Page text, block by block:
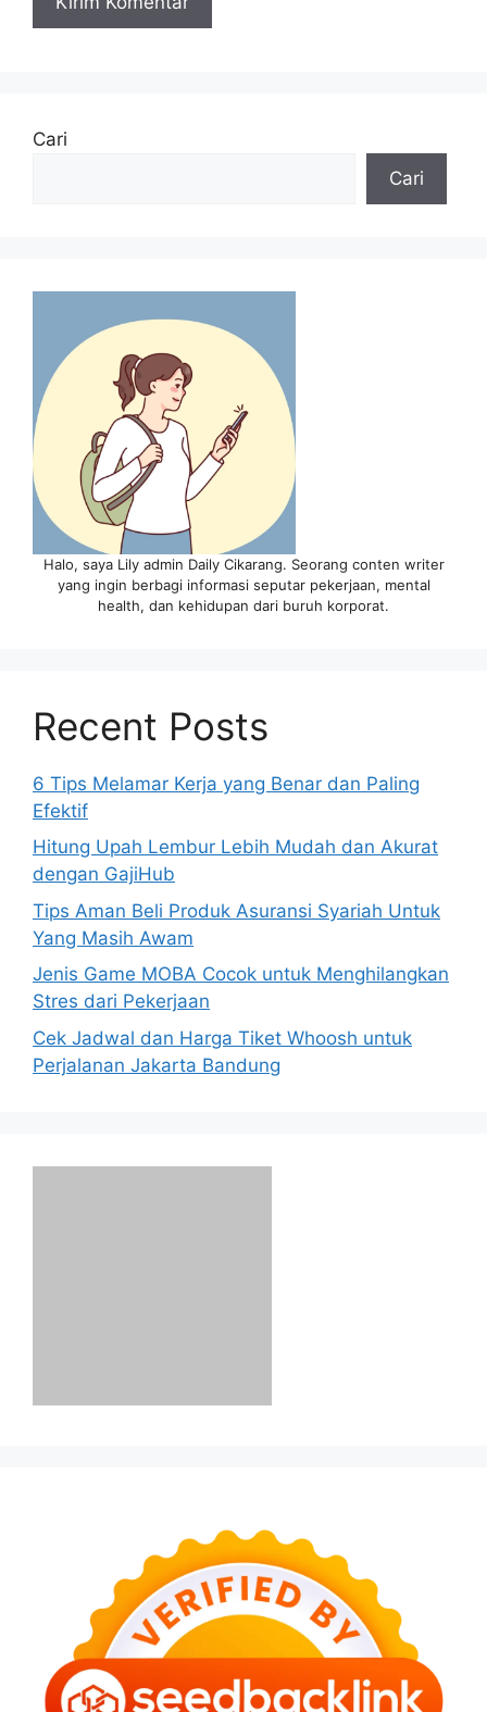
Cari
Cari
Halo, saya Lily admin Daily Cikarang. Seorang conten writer
yang ingin berbagi informasi seputar pekerjaan, mental
health, dan kehidupan dari buruh korporat.
Recent Posts
6 Tips Melamar Kerja yang Benar dan Paling
Efektif
Hitung Upah Lembur Lebih Mudah dan Akurat
dengan GajiHub
Tips Aman Beli Produk Asuransi Syariah Untuk
Yang Masih Awam
Jenis Game MOBA Cocok untuk Menghilangkan
Stres dari Pekerjaan
Cek Jadwal dan Harga Tiket Whoosh untuk
Perjalanan Jakarta Bandung